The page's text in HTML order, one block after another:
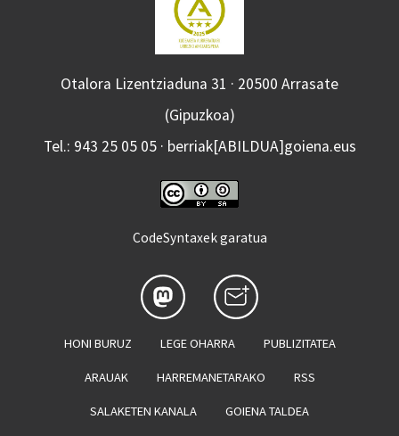
Otalora Lizentziaduna 31 · 20500 Arrasate
(Gipuzkoa)
Tel.: 943 25 05 05 · berriak[ABILDUA]goiena.eus
CodeSyntaxek garatua
HONI BURUZ LEGE OHARRA PUBLIZITATEA
ARAUAK HARREMANETARAKO RSS
SALAKETEN KANALA GOIENA TALDEA